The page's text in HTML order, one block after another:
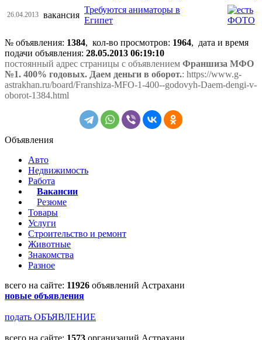
26.04.2013 вакансия
Требуются аниматоры в
Египет
№ объявления: 1384, кол-во просмотров: 1964, дата и время
подачи объявления: 28.05.2013 06:19:10
постоянный адрес страницы с объявлением Франшиза МФО
№1. 400% годовых. Даем деньги в оборот.: https://www.g-
astrakhan.ru/board/Franshiza-MFO-1-400--godovyh-Daem-dengi-v-
oborot-1384.html
Объявления
Авто
Недвижимость
Работа
Вакансии
Резюме
Товары
Услуги
Строительство и ремонт
Животные
Знакомства
Разное
всего на сайте: 11926 объявлений Астрахани
новые объявления
подать ОБЪЯВЛЕНИЕ
всего на сайте: 1573 организаций Астрахани